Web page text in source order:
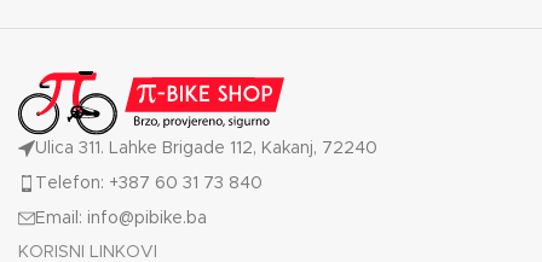
Ulica 311. Lahke Brigade 112, Kakanj, 72240
Telefon: +387 60 31 73 840
Email: info@pibike.ba
KORISNI LINKOVI